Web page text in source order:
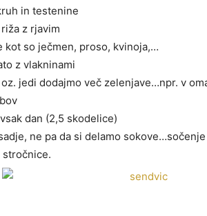
in testenine
z rjavim
kot so ječmen, proso, kvinoja,…
z vlakninami
jedi dodajmo več zelenjave…npr. v
dan (2,5 skodelice)
ne pa da si delamo
stročnice.